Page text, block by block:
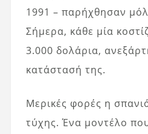
1991 – παρήχθησαν
Σήμερα, κάθε μία
3.000 δολάρια,
κατάστασή της.
Μερικές φορές η
τύχης. Ένα μοντέλο